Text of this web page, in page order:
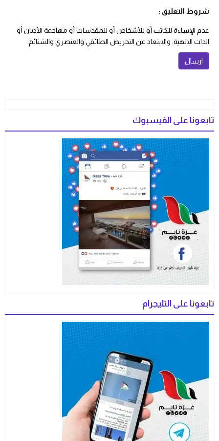
شروط التعليق :
عدم الإساءة للكاتب أو للأشخاص أو للمقدسات أو مهاجمة الأديان أو
الذات الالهية. والابتعاد عن التحريض الطائفي والعنصري والشتائم.
تابعونا على الفيسبوك
تابعونا على التليجرام